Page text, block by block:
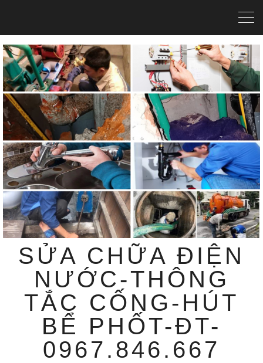
SỬA CHỮA ĐIỆN
NƯỚC-THÔNG
TẮC CỐNG-HÚT
BỂ PHỐT-ĐT-
0967.846.667